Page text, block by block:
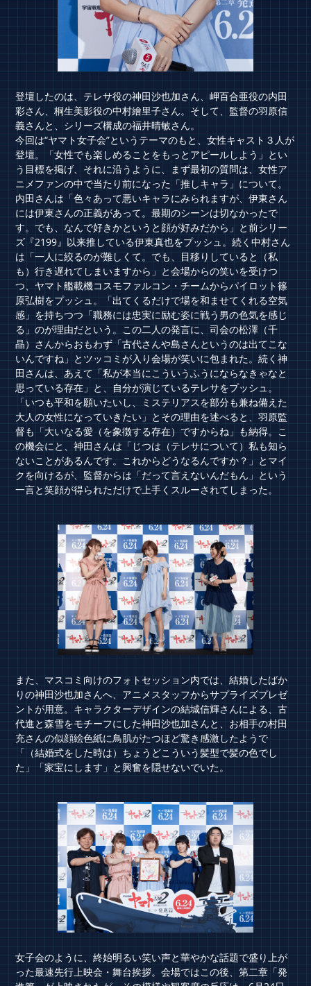
登壇したのは、テレサ役の神田沙也加さん、岬百合亜役の内田
彩さん、桐生美影役の中村繪里子さん。そして、監督の羽原信
義さんと、シリーズ構成の福井晴敏さん。
今回は“ヤマト女子会”というテーマのもと、女性キャスト３人が
登壇。「女性でも楽しめることをもっとアピールしよう」とい
う目標を掲げ、それに沿うように、まず最初の質問は、女性ア
ニメファンの中で当たり前になった「推しキャラ」について。
内田さんは「色々あって悪いキャラにみられますが、伊東さん
には伊東さんの正義があって。最期のシーンは切なかったで
す。でも、なんで好きかというと顔が好みだから」と前シリー
ズ『2199』以来推している伊東真也をプッシュ。続く中村さん
は「一人に絞るのが難しくて。でも、目移りしていると（私
も）行き遅れてしまいますから」と会場からの笑いを受けつ
つ、ヤマト艦載機コスモファルコン・チームからパイロット篠
原弘樹をプッシュ。「出てくるだけで場を和ませてくれる空気
感」を持ちつつ「職務には忠実に励む姿に戦う男の色気を感じ
る」のが理由だという。この二人の発言に、司会の松澤（千
晶）さんからおもわず「古代さんや島さんというのは出てこな
いんですね」とツッコミが入り会場が笑いに包まれた。続く神
田さんは、あえて「私が本当にこういうふうにならなきゃなと
思っている存在」と、自分が演じているテレサをプッシュ。
「いつも平和を願いたいし、ミステリアスを部分も兼ね備えた
大人の女性になっていきたい」とその理由を述べると、羽原監
督も「大いなる愛（を象徴する存在）ですからね」も納得。こ
の機会にと、神田さんは「じつは（テレサについて）私も知ら
ないことがあるんです。これからどうなるんですか？」とマイ
クを向けるが、監督からは「だって言えないんだもん」という
一言と笑顔が得られただけで上手くスルーされてしまった。
また、マスコミ向けのフォトセッション内では、結婚したばか
りの神田沙也加さんへ、アニメスタッフからサプライズプレゼ
ントが用意。キャラクターデザインの結城信輝さんによる、古
代進と森雪をモチーフにした神田沙也加さんと、お相手の村田
充さんの似顔絵色紙に鳥肌がたつほど驚き感激したようで
「（結婚式をした時は）ちょうどこういう髪型で髪の色でし
た」「家宝にします」と興奮を隠せないでいた。
女子会のように、終始明るい笑い声と華やかな話題で盛り上が
った最速先行上映会・舞台挨拶。会場ではこの後、第二章「発